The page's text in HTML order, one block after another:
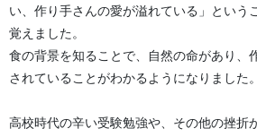
い、作り手さんの愛が溢れている」という
覚えました。
食の背景を知ることで、自然の命があり、
されていることがわかるようになりました。
高校時代の辛い受験勉強や、その他の挫折